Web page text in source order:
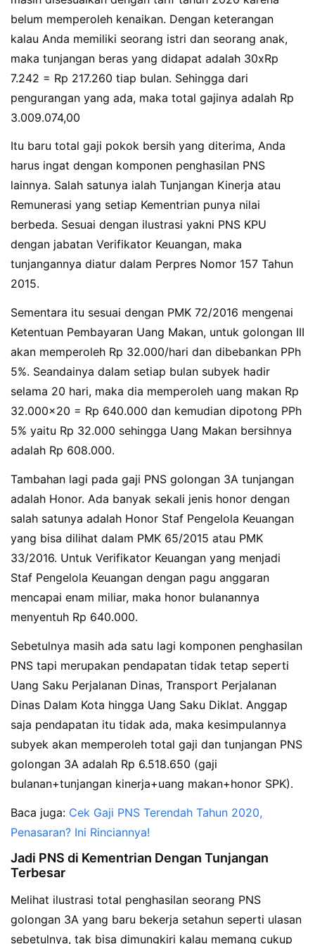
belum memperoleh kenaikan. Dengan keterangan
kalau Anda memiliki seorang istri dan seorang anak,
maka tunjangan beras yang didapat adalah 30xRp
7.242 = Rp 217.260 tiap bulan. Sehingga dari
pengurangan yang ada, maka total gajinya adalah Rp
3.009.074,00
Itu baru total gaji pokok bersih yang diterima, Anda
harus ingat dengan komponen penghasilan PNS
lainnya. Salah satunya ialah Tunjangan Kinerja atau
Remunerasi yang setiap Kementrian punya nilai
berbeda. Sesuai dengan ilustrasi yakni PNS KPU
dengan jabatan Verifikator Keuangan, maka
tunjangannya diatur dalam Perpres Nomor 157 Tahun
2015.
Sementara itu sesuai dengan PMK 72/2016 mengenai
Ketentuan Pembayaran Uang Makan, untuk golongan III
akan memperoleh Rp 32.000/hari dan dibebankan PPh
5%. Seandainya dalam setiap bulan subyek hadir
selama 20 hari, maka dia memperoleh uang makan Rp
32.000×20 = Rp 640.000 dan kemudian dipotong PPh
5% yaitu Rp 32.000 sehingga Uang Makan bersihnya
adalah Rp 608.000.
Tambahan lagi pada gaji PNS golongan 3A tunjangan
adalah Honor. Ada banyak sekali jenis honor dengan
salah satunya adalah Honor Staf Pengelola Keuangan
yang bisa dilihat dalam PMK 65/2015 atau PMK
33/2016. Untuk Verifikator Keuangan yang menjadi
Staf Pengelola Keuangan dengan pagu anggaran
mencapai enam miliar, maka honor bulanannya
menyentuh Rp 640.000.
Sebetulnya masih ada satu lagi komponen penghasilan
PNS tapi merupakan pendapatan tidak tetap seperti
Uang Saku Perjalanan Dinas, Transport Perjalanan
Dinas Dalam Kota hingga Uang Saku Diklat. Anggap
saja pendapatan itu tidak ada, maka kesimpulannya
subyek akan memperoleh total gaji dan tunjangan PNS
golongan 3A adalah Rp 6.518.650 (gaji
bulanan+tunjangan kinerja+uang makan+honor SPK).
Baca juga: Cek Gaji PNS Terendah Tahun 2020,
Penasaran? Ini Rinciannya!
Jadi PNS di Kementrian Dengan Tunjangan
Terbesar
Melihat ilustrasi total penghasilan seorang PNS
golongan 3A yang baru bekerja setahun seperti ulasan
sebetulnya, tak bisa dimungkiri kalau memang cukup